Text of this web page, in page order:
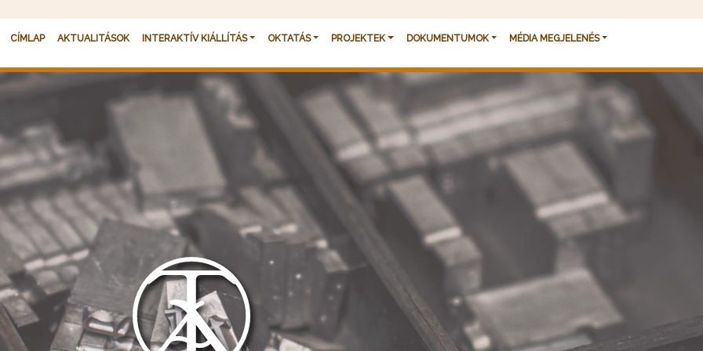
Fő navigáció
CÍMLAP AKTUALITÁSOK INTERAKTÍV KIÁLLÍTÁS OKTATÁS PROJEKTEK DOKUMENTUMOK MÉDIA MEGJELENÉS